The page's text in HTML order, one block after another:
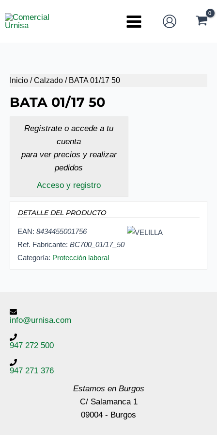
al
Main
Inicio /Calzado / BATA 01/17 50
BATA 01/17 50
Regístrate o accede a tu
cuenta
para ver precios y realizar
pedidos
Acceso y registro
DETALLE DEL PRODUCTO
EAN: 8434455001756
Ref. Fabricante: BC700_01/17_50
Categoría: Protección laboral
info@urnisa.com
947 272 500
947 271 376
Estamos en Burgos
C/ Salamanca 1
09004 - Burgos